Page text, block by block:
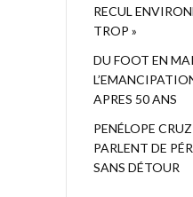
RECUL
TROP »
DU FOOT EN
APRES 50 ANS
PENÉLOPE
PARLENT DE
SANS DÉTOUR